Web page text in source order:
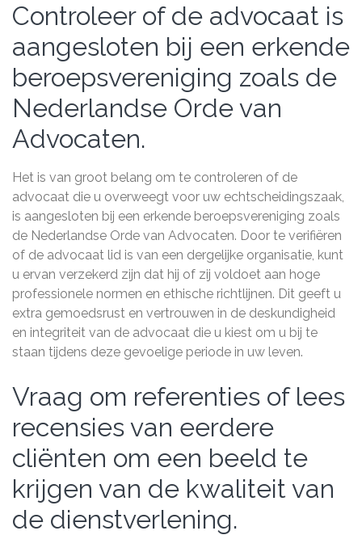
Controleer of de advocaat is
aangesloten bij een erkende
beroepsvereniging zoals de
Nederlandse Orde van
Advocaten.
Het is van groot belang om te controleren of de
advocaat die u overweegt voor uw echtscheidingszaak,
is aangesloten bij een erkende beroepsvereniging zoals
de Nederlandse Orde van Advocaten. Door te verifiëren
of de advocaat lid is van een dergelijke organisatie, kunt
u ervan verzekerd zijn dat hij of zij voldoet aan hoge
professionele normen en ethische richtlijnen. Dit geeft u
extra gemoedsrust en vertrouwen in de deskundigheid
en integriteit van de advocaat die u kiest om u bij te
staan tijdens deze gevoelige periode in uw leven.
Vraag om referenties of lees
recensies van eerdere
cliënten om een beeld te
krijgen van de kwaliteit van
de dienstverlening.